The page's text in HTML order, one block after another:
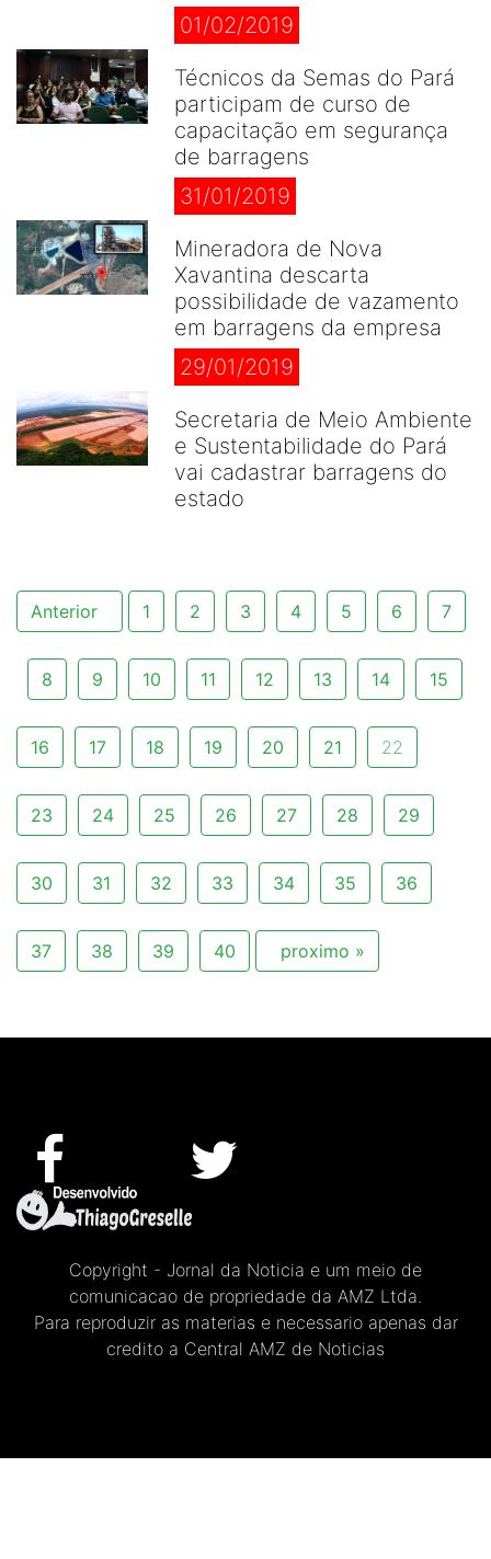
01/02/2019
Técnicos da Semas do Pará
participam de curso de
capacitação em segurança
de barragens
31/01/2019
Mineradora de Nova
Xavantina descarta
possibilidade de vazamento
em barragens da empresa
29/01/2019
Secretaria de Meio Ambiente
e Sustentabilidade do Pará
vai cadastrar barragens do
estado
Anterior 1 2 3 4 5 6 7
8 9 10 11 12 13 14 15
16 17 18 19 20 21 22
23 24 25 26 27 28 29
30 31 32 33 34 35 36
37 38 39 40 proximo »
Copyright - Jornal da Noticia e um meio de
comunicacao de propriedade da AMZ Ltda.
Para reproduzir as materias e necessario apenas dar
credito a Central AMZ de Noticias